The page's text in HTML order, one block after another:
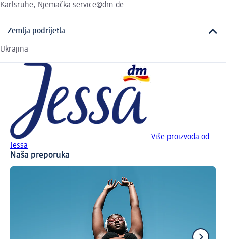
Karlsruhe, Njemačka service@dm.de
Zemlja podrijetla
Ukrajina
Više proizvoda od
Jessa
Naša preporuka